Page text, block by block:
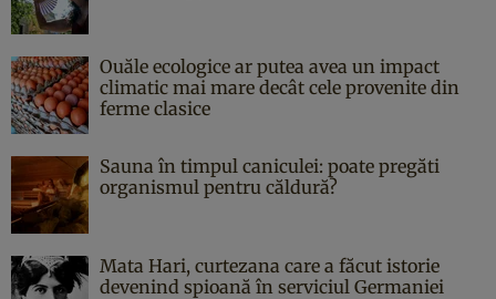
Ouăle ecologice ar putea avea un impact
climatic mai mare decât cele provenite din
ferme clasice
Sauna în timpul caniculei: poate pregăti
organismul pentru căldură?
Mata Hari, curtezana care a făcut istorie
devenind spioană în serviciul Germaniei